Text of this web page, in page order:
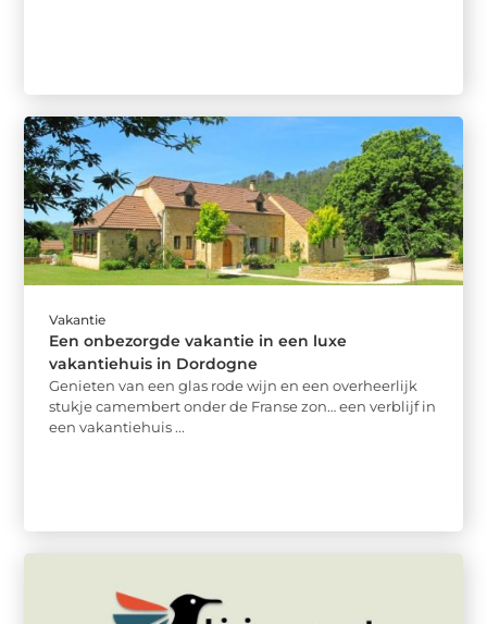
Vakantie
Een onbezorgde vakantie in een luxe
vakantiehuis in Dordogne
Genieten van een glas rode wijn en een overheerlijk
stukje camembert onder de Franse zon… een verblijf in
een vakantiehuis ...